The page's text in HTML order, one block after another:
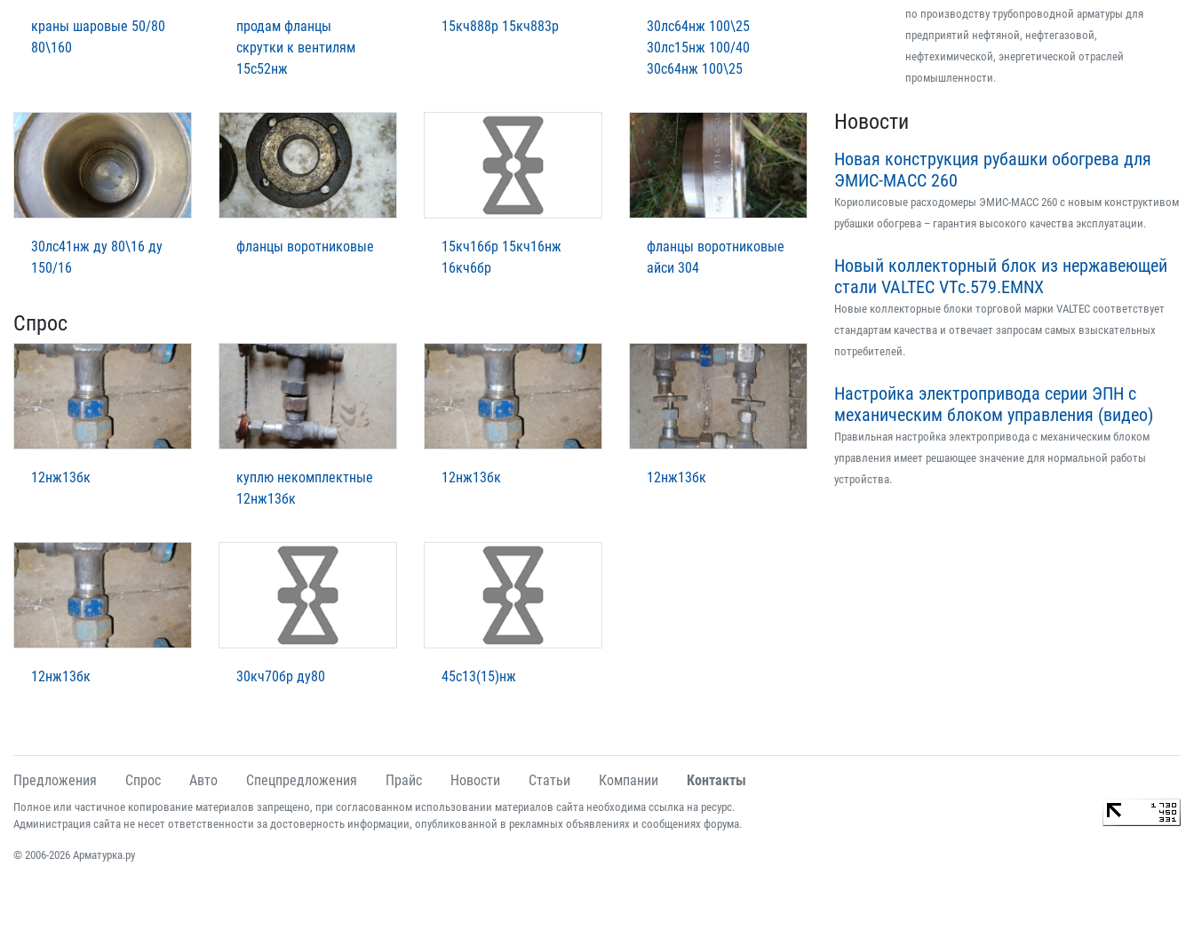
краны шаровые 50/80
80\160
продам фланцы
скрутки к вентилям
15с52нж
15кч888р 15кч883р
30лс64нж 100\25
30лс15нж 100/40
30с64нж 100\25
30лс41нж ду 80\16 ду
150/16
фланцы воротниковые
15кч16бр 15кч16нж
16кч6бр
фланцы воротниковые
айси 304
Спрос
12нж13бк
куплю некомплектные
12нж13бк
12нж13бк 12нж13бк
12нж13бк 30кч70бр ду80 45с13(15)нж
по производству трубопроводной арматуры для
предприятий нефтяной, нефтегазовой,
нефтехимической, энергетической отраслей
промышленности.
Новости
Новая конструкция рубашки обогрева для
ЭМИС-МАСС 260
Кориолисовые расходомеры ЭМИС-МАСС 260 с новым конструктивом
рубашки обогрева – гарантия высокого качества эксплуатации.
Новый коллекторный блок из нержавеющей
стали VALTEC VTс.579.EMNX
Новые коллекторные блоки торговой марки VALTEC соответствует
стандартам качества и отвечает запросам самых взыскательных
потребителей.
Настройка электропривода серии ЭПН с
механическим блоком управления (видео)
Правильная настройка электропривода с механическим блоком
управления имеет решающее значение для нормальной работы
устройства.
Предложения Спрос Авто Спецпредложения Прайс Новости Статьи Компании Контакты
Полное или частичное копирование материалов запрещено, при согласованном использовании материалов сайта необходима ссылка на ресурс.
Администрация сайта не несет ответственности за достоверность информации, опубликованной в рекламных объявлениях и сообщениях форума.
© 2006-2026 Арматурка.ру